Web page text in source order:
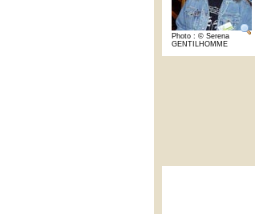
Photo : © Serena
GENTILHOMME